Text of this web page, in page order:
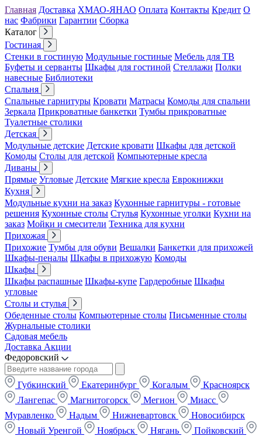
Главная Доставка ХМАО-ЯНАО Оплата Контакты Кредит О
нас Фабрики Гарантии Сборка
Каталог
Гостиная
Стенки в гостиную Модульные гостиные Мебель для ТВ
Буфеты и серванты Шкафы для гостиной Стеллажи Полки
навесные Библиотеки
Спальня
Спальные гарнитуры Кровати Матрасы Комоды для спальни
Зеркала Прикроватные банкетки Тумбы прикроватные
Туалетные столики
Детская
Модульные детские Детские кровати Шкафы для детской
Комоды Столы для детской Компьютерные кресла
Диваны
Прямые Угловые Детские Мягкие кресла Еврокнижки
Кухня
Модульные кухни на заказ Кухонные гарнитуры - готовые
решения Кухонные столы Стулья Кухонные уголки Кухни на
заказ Мойки и смесители Техника для кухни
Прихожая
Прихожие Тумбы для обуви Вешалки Банкетки для прихожей
Шкафы-пеналы Шкафы в прихожую Комоды
Шкафы
Шкафы распашные Шкафы-купе Гардеробные Шкафы
угловые
Столы и стулья
Обеденные столы Компьютерные столы Письменные столы
Журнальные столики
Садовая мебель
Доставка Акции
Федоровский
Губкинский Екатеринбург Когалым
Красноярск
Лангепас
Магнитогорск Мегион
Миасс
Муравленко
Надым Нижневартовск
Новосибирск
Новый Уренгой
Ноябрьск Нягань
Пойковский